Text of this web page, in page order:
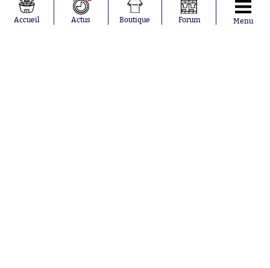
Moussa
Niakhaté
Real Madrid
RC Strasbourg
AC Milan
Accueil Actus Boutique Forum Menu